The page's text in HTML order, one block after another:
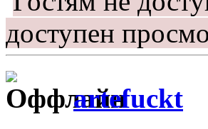
доступен
artefuckt